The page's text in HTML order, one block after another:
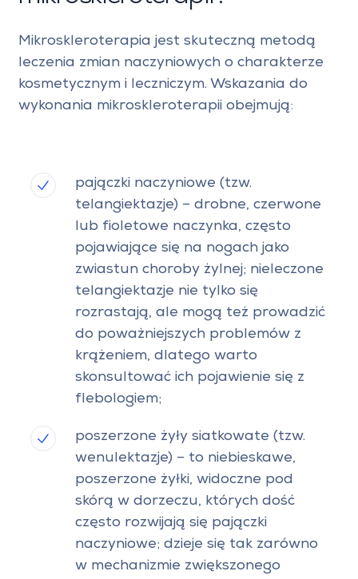
Mikroskleroterapia jest skuteczną metodą
leczenia zmian naczyniowych o charakterze
kosmetycznym i leczniczym. Wskazania do
wykonania mikroskleroterapii obejmują:
pajączki naczyniowe (tzw.
telangiektazje) – drobne, czerwone
lub fioletowe naczynka, często
pojawiające się na nogach jako
zwiastun choroby żylnej; nieleczone
telangiektazje nie tylko się
rozrastają, ale mogą też prowadzić
do poważniejszych problemów z
krążeniem, dlatego warto
skonsultować ich pojawienie się z
flebologiem;
poszerzone żyły siatkowate (tzw.
wenulektazje) – to niebieskawe,
poszerzone żyłki, widoczne pod
skórą w dorzeczu, których dość
często rozwijają się pajączki
naczyniowe; dzieje się tak zarówno
w mechanizmie zwiększonego